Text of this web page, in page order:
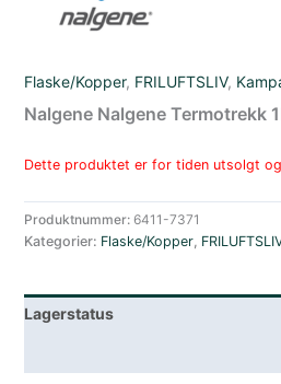
Flaske/Kopper, FRILUFTSLIV,
Nalgene Nalgene Termotrekk
Dette produktet er for tiden utsolgt
Produktnummer: 6411-7371
Kategorier: Flaske/Kopper,
Lagerstatus